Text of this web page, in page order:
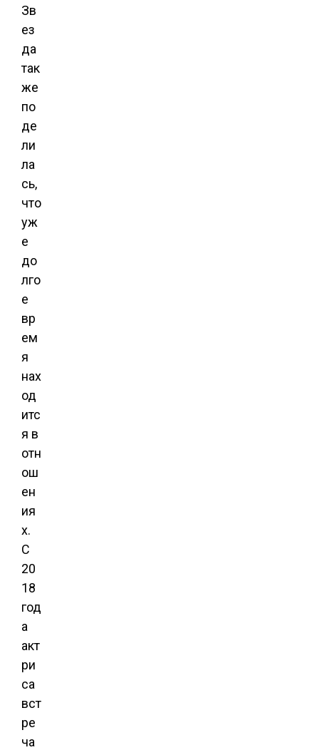
Зв
ез
да
так
же
по
де
ли
ла
сь,
что
уж
е
до
лго
е
вр
ем
я
нах
од
итс
я в
отн
ош
ен
ия
х.
С
20
18
год
а
акт
ри
са
вст
ре
ча